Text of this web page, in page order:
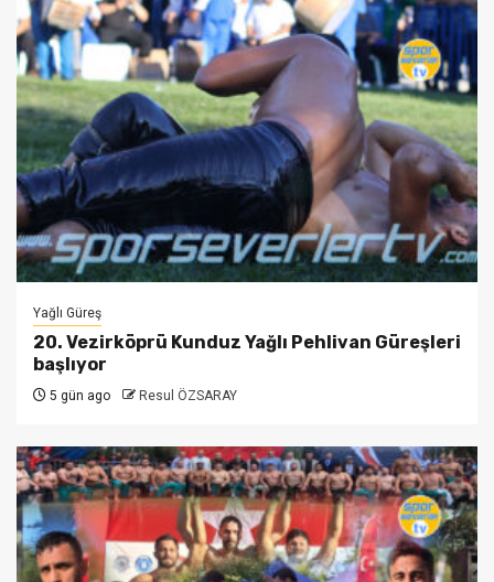
Yağlı Güreş
20. Vezirköprü Kunduz Yağlı Pehlivan Güreşleri
başlıyor
5 gün ago Resul ÖZSARAY